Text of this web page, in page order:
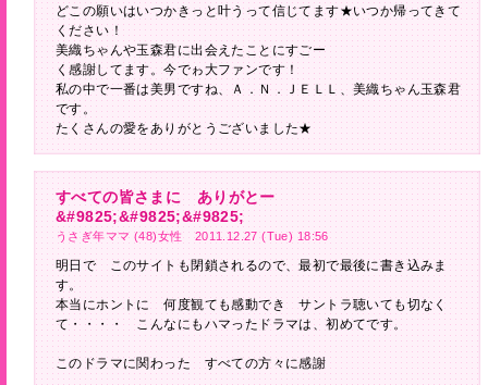
どこの願いはいつかきっと叶うって信じてます★いつか帰ってきて
ください！
美織ちゃんや玉森君に出会えたことにすごー
く感謝してます。今でゎ大ファンです！
私の中で一番は美男ですね、Ａ．Ｎ．ＪＥＬＬ、美織ちゃん玉森君
です。
たくさんの愛をありがとうございました★
すべての皆さまに ありがとー
&#9825;&#9825;&#9825;
うさぎ年ママ (48)女性 2011.12.27 (Tue) 18:56
明日で このサイトも閉鎖されるので、最初で最後に書き込みま
す。
本当にホントに 何度観ても感動でき サントラ聴いても切なく
て・・・・ こんなにもハマったドラマは、初めてです。
このドラマに関わった すべての方々に感謝